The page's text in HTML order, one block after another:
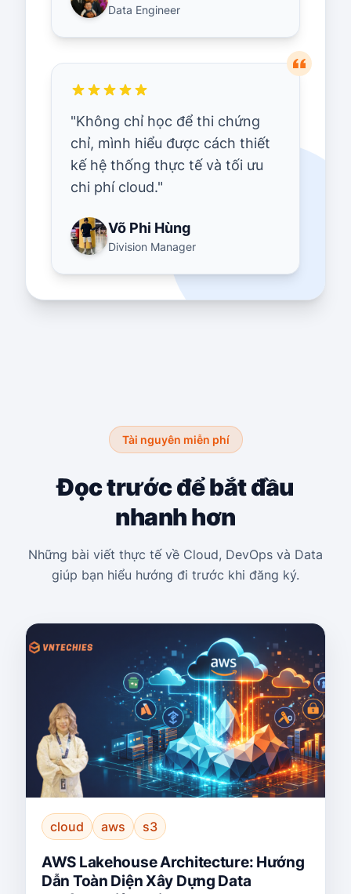
Data Engineer
"Không chỉ học để thi chứng
chỉ, mình hiểu được cách thiết
kế hệ thống thực tế và tối ưu
chi phí cloud."
Võ Phi Hùng
Division Manager
Tài nguyên miễn phí
Đọc trước để bắt đầu
nhanh hơn
Những bài viết thực tế về Cloud, DevOps và Data
giúp bạn hiểu hướng đi trước khi đăng ký.
cloud aws s3
AWS Lakehouse Architecture: Hướng
Dẫn Toàn Diện Xây Dựng Data